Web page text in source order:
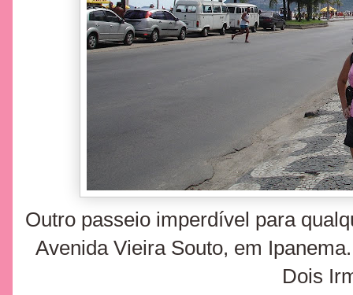
Outro passeio imperdível para
Avenida Vieira Souto, em
Dois